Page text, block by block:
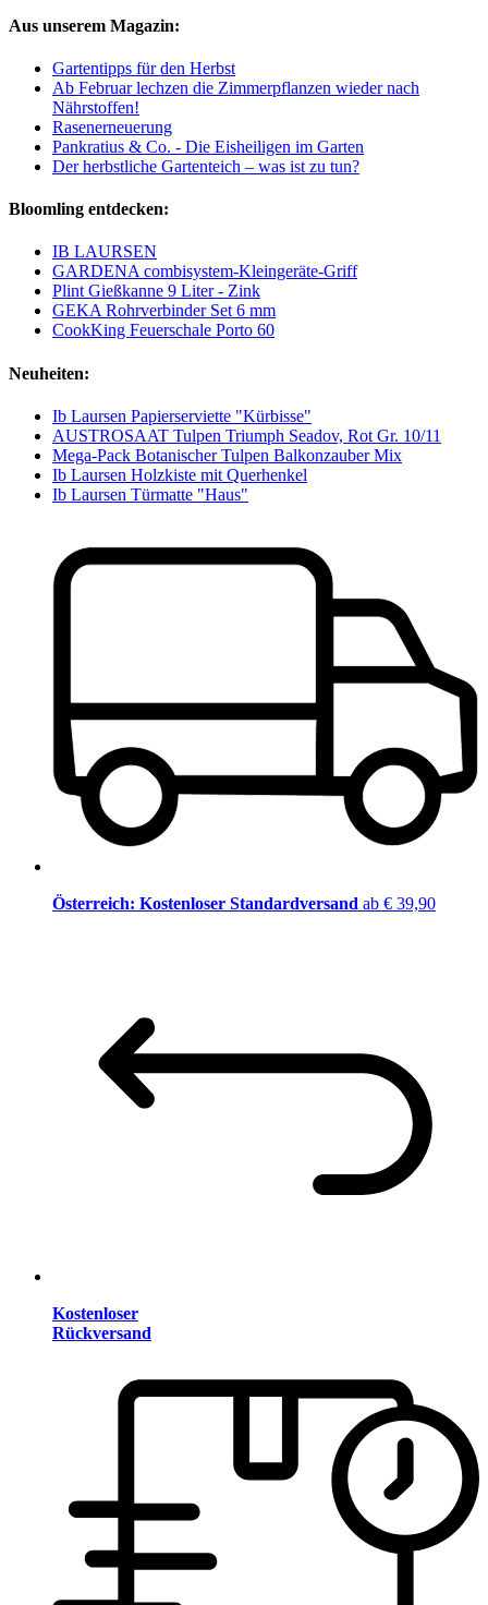
Aus unserem Magazin:
Gartentipps für den Herbst
Ab Februar lechzen die Zimmerpflanzen wieder nach
Nährstoffen!
Rasenerneuerung
Pankratius & Co. - Die Eisheiligen im Garten
Der herbstliche Gartenteich – was ist zu tun?
Bloomling entdecken:
IB LAURSEN
GARDENA combisystem-Kleingeräte-Griff
Plint Gießkanne 9 Liter - Zink
GEKA Rohrverbinder Set 6 mm
CookKing Feuerschale Porto 60
Neuheiten:
Ib Laursen Papierserviette "Kürbisse"
AUSTROSAAT Tulpen Triumph Seadov, Rot Gr. 10/11
Mega-Pack Botanischer Tulpen Balkonzauber Mix
Ib Laursen Holzkiste mit Querhenkel
Ib Laursen Türmatte "Haus"
Österreich: Kostenloser Standardversand ab € 39,90
Kostenloser
Rückversand